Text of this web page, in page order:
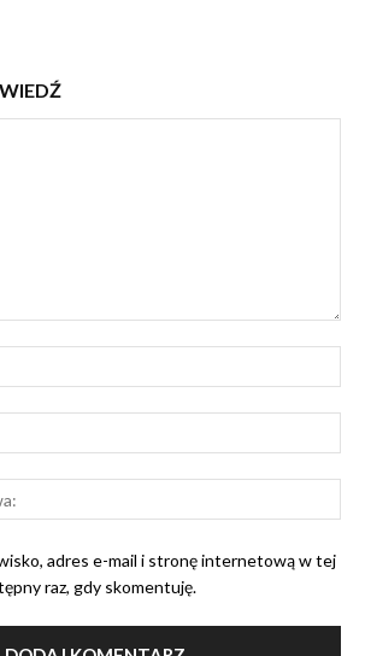
adres e-mail i stronę internetową w tej
raz, gdy skomentuję.